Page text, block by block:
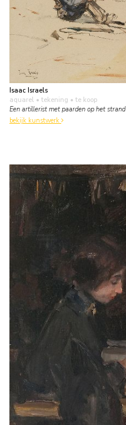
Isaac Israels
aquarel • tekening • te koop
Een artillerist met paarden op het strand
bekijk kunstwerk